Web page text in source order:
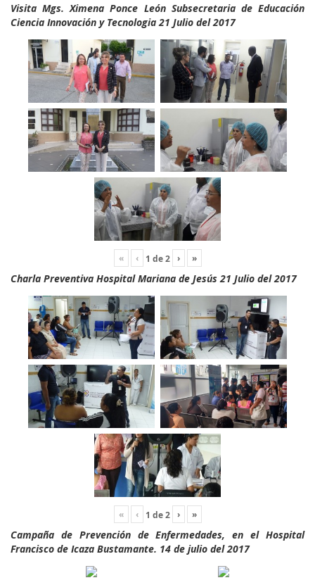
Visita Mgs. Ximena Ponce León Subsecretaria de Educación
Ciencia Innovación y Tecnologia 21 Julio del 2017
« ‹ 1 de2 › »
Charla Preventiva Hospital Mariana de Jesús 21 Julio del 2017
« ‹ 1 de2 › »
Campaña de Prevención de Enfermedades, en el Hospital
Francisco de Icaza Bustamante. 14 de julio del 2017